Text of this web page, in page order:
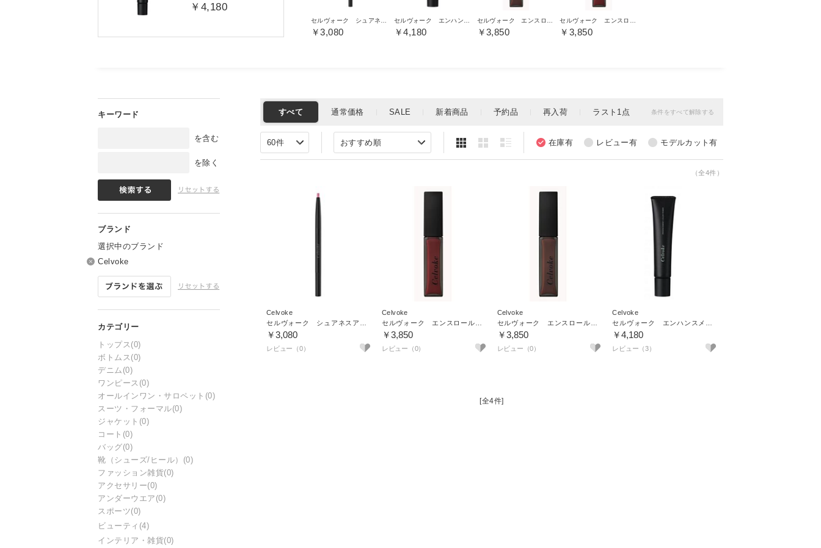
￥4,180
￥3,080 ￥4,180 ￥3,850 ￥3,850
を含む
を除く
選択中のブランド
Celvoke
トップス (0)
ボトムス (0)
デニム (0)
ワンピース (0)
オールインワン・サロペット (0)
スーツ・フォーマル(0)
ジャケット (0)
コート (0)
バッグ(0)
靴（シューズ/ヒール） (0)
ファッション雑貨(0)
アクセサリー(0)
アンダーウエア (0)
スポーツ(0)
ビューティ (4)
インテリア・雑貨(0)
（全4件）
Celvoke
￥3,080
Celvoke
￥3,850
Celvoke
￥3,850
Celvoke
￥4,180
レビュー（3）
[全4件]